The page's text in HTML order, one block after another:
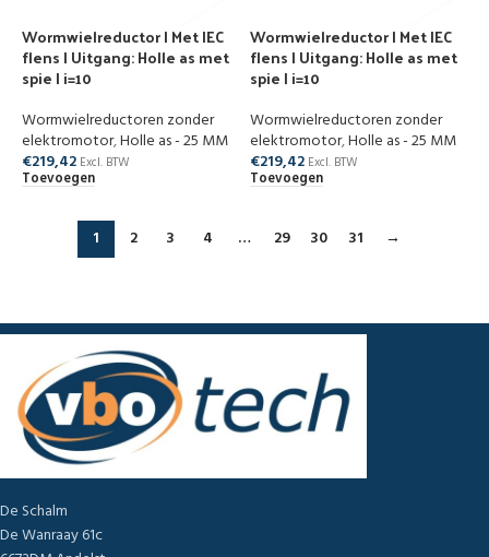
Wormwielreductor | Met IEC
flens | Uitgang: Holle as met
spie | i=10
Wormwielreductoren zonder
elektromotor,Holle as - 25 MM
€219,42 Excl. BTW
Toevoegen
Wormwielreductor | Met IEC
flens | Uitgang: Holle as met
spie | i=10
Wormwielreductoren zonder
elektromotor,Holle as - 25 MM
€219,42 Excl. BTW
Toevoegen
1 2 3 4 … 29 30 31 →
De Schalm
De Wanraay 61c